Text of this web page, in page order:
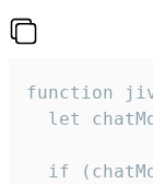
function
let
if